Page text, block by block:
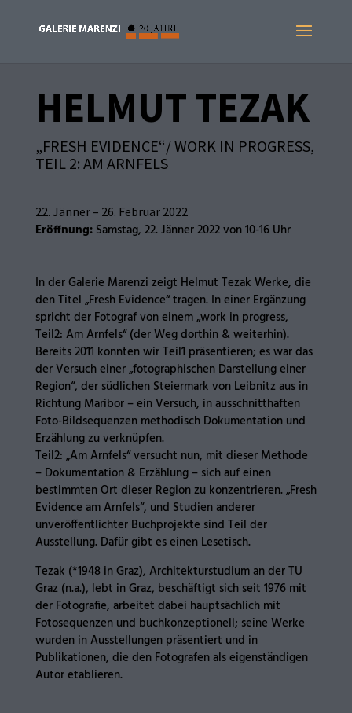
HELMUT TEZAK
„FRESH EVIDENCE“/ WORK IN PROGRESS,
TEIL 2: AM ARNFELS
22. Jänner – 26. Februar 2022
Eröffnung:Samstag, 22. Jänner 2022 von 10-16 Uhr
In der Galerie Marenzi zeigt Helmut Tezak Werke, die
den Titel „Fresh Evidence“ tragen. In einer Ergänzung
spricht der Fotograf von einem „work in progress,
Teil2: Am Arnfels“ (der Weg dorthin & weiterhin).
Bereits 2011 konnten wir Teil1 präsentieren; es war das
der Versuch einer „fotographischen Darstellung einer
Region“, der südlichen Steiermark von Leibnitz aus in
Richtung Maribor – ein Versuch, in ausschnitthaften
Foto-Bildsequenzen methodisch Dokumentation und
Erzählung zu verknüpfen.
Teil2: „Am Arnfels“ versucht nun, mit dieser Methode
– Dokumentation & Erzählung – sich auf einen
bestimmten Ort dieser Region zu konzentrieren. „Fresh
Evidence am Arnfels“, und Studien anderer
unveröffentlichter Buchprojekte sind Teil der
Ausstellung. Dafür gibt es einen Lesetisch.
Tezak (*1948 in Graz), Architekturstudium an der TU
Graz (n.a.), lebt in Graz, beschäftigt sich seit 1976 mit
der Fotografie, arbeitet dabei hauptsächlich mit
Fotosequenzen und buchkonzeptionell; seine Werke
wurden in Ausstellungen präsentiert und in
Publikationen, die den Fotografen als eigenständigen
Autor etablieren.